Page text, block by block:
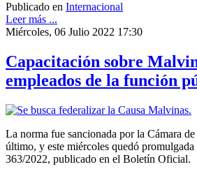
Publicado en Internacional
Leer más ...
Miércoles, 06 Julio 2022 17:30
Capacitación sobre
empleados de la función
La norma fue sancionada por la Cámara
último, y este miércoles quedó
363/2022, publicado en el Boletín Oficial.